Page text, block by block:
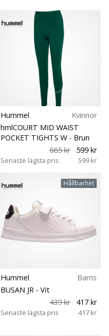
Hummel
Kvinnor
hmlCOURT MID WAIST
POCKET TIGHTS W - Brun
665 kr
599 kr
Senaste lägsta pris 599 kr
Hållbarhet
Hummel
Barns
BUSAN JR - Vit
439 kr
417 kr
Senaste lägsta pris 417 kr